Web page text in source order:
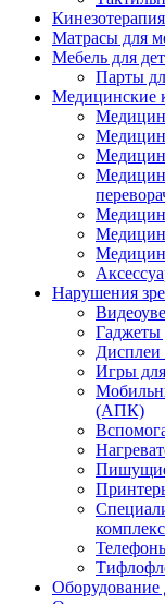
Кинезотерапия
Матрасы для
Мебель для
Парты
Медицинские
Нарушения
Гаджеты
Дисплеи
Игры
(АПК)